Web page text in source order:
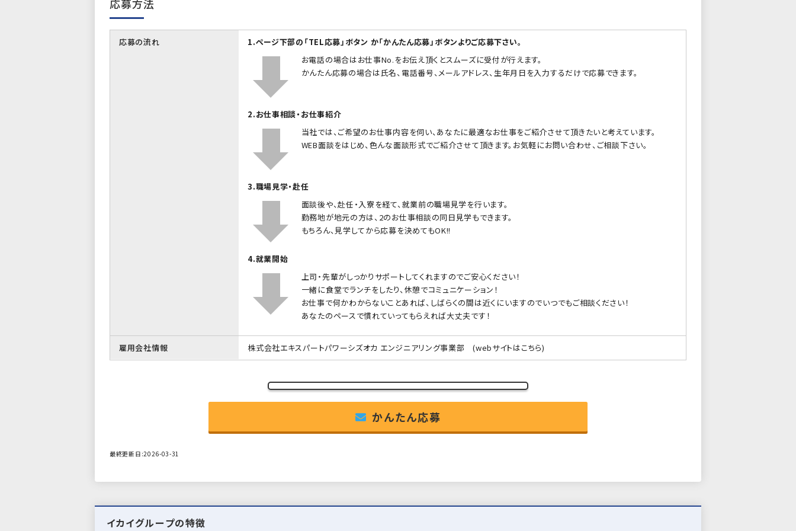
応募方法
応募の流れ
1.ページ下部の「TEL応募」ボタン か「かんたん応募」ボタンよりご応募下さい。
お電話の場合はお仕事No.をお伝え頂くとスムーズに受付が行えます。
かんたん応募の場合は氏名、電話番号、メールアドレス、生年月日を入力するだけで応募できます。
2.お仕事相談・お仕事紹介
当社では、ご希望のお仕事内容を伺い、あなたに最適なお仕事をご紹介させて頂きたいと考えています。
WEB面談をはじめ、色んな面談形式でご紹介させて頂きます。お気軽にお問い合わせ、ご相談下さい。
3.職場見学・赴任
面談後や、赴任・入寮を経て、就業前の職場見学を行います。
勤務地が地元の方は、2のお仕事相談の同日見学もできます。
もちろん、見学してから応募を決めてもOK!!
4.就業開始
上司・先輩がしっかりサポートしてくれますのでご安心ください！
一緒に食堂でランチをしたり、休憩でコミュニケーション！
お仕事で何かわからないことあれば、しばらくの間は近くにいますのでいつでもご相談ください！
あなたのペースで慣れていってもらえれば大丈夫です！
雇用会社情報 株式会社エキスパートパワーシズオカ エンジニアリング事業部(webサイトはこちら)
かんたん応募
最終更新日:2026-03-31
イカイグループの特徴